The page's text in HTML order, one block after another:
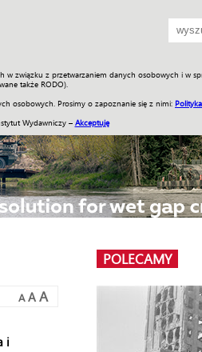
w związku z przetwarzaniem danych osobowych i w
także RODO).
osobowych. Prosimy o zapoznanie się z nimi:
Wydawniczy – Akceptuję
ENGLISH SKLEP
A A A
i
POLECAMY